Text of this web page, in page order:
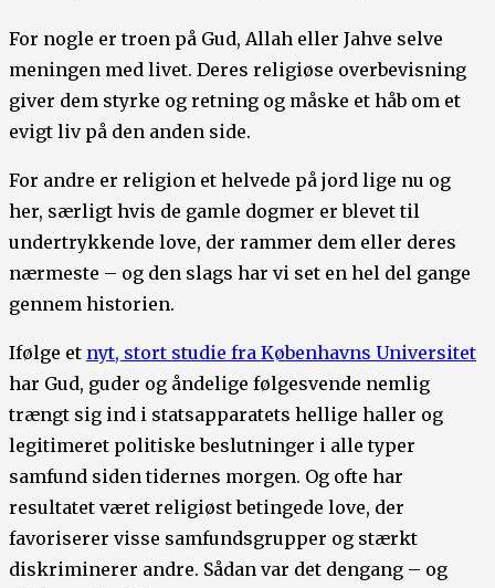
For nogle er troen på Gud, Allah eller Jahve selve
meningen med livet. Deres religiøse overbevisning
giver dem styrke og retning og måske et håb om et
evigt liv på den anden side.
For andre er religion et helvede på jord lige nu og
her, særligt hvis de gamle dogmer er blevet til
undertrykkende love, der rammer dem eller deres
nærmeste – og den slags har vi set en hel del gange
gennem historien.
Ifølge et nyt, stort studie fra Københavns Universitet
har Gud, guder og åndelige følgesvende nemlig
trængt sig ind i statsapparatets hellige haller og
legitimeret politiske beslutninger i alle typer
samfund siden tidernes morgen. Og ofte har
resultatet været religiøst betingede love, der
favoriserer visse samfundsgrupper og stærkt
diskriminerer andre. Sådan var det dengang – og